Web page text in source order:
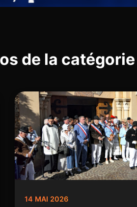
de la catégorie
14 MAI 2026